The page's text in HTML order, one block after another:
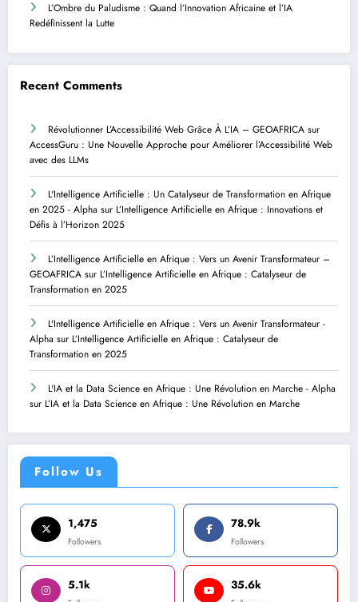
L’Ombre du Paludisme : Quand l’Innovation Africaine et l’IA
Redéfinissent la Lutte
Recent Comments
Révolutionner L’Accessibilité Web Grâce À L’IA – GEOAFRICA sur
AccessGuru : Une Nouvelle Approche pour Améliorer l’Accessibilité Web
avec des LLMs
L'Intelligence Artificielle : Un Catalyseur de Transformation en Afrique
en 2025 - Alpha sur L’Intelligence Artificielle en Afrique : Innovations et
Défis à l’Horizon 2025
L’Intelligence Artificielle en Afrique : Vers un Avenir Transformateur –
GEOAFRICA sur L’Intelligence Artificielle en Afrique : Catalyseur de
Transformation en 2025
L'Intelligence Artificielle en Afrique : Vers un Avenir Transformateur -
Alpha sur L’Intelligence Artificielle en Afrique : Catalyseur de
Transformation en 2025
L'IA et la Data Science en Afrique : Une Révolution en Marche - Alpha
sur L’IA et la Data Science en Afrique : Une Révolution en Marche
Follow Us
1,475
Followers
78.9k
Followers
5.1k 35.6k